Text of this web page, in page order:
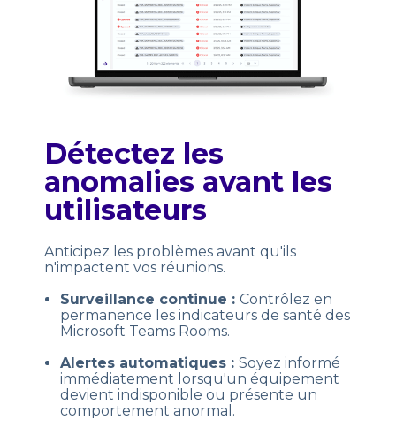
Détectez les
anomalies avant les
utilisateurs
Anticipez les problèmes avant qu'ils
n'impactent vos réunions.
Surveillance continue : Contrôlez en
permanence les indicateurs de santé des
Microsoft Teams Rooms.
Alertes automatiques : Soyez informé
immédiatement lorsqu'un équipement
devient indisponible ou présente un
comportement anormal.